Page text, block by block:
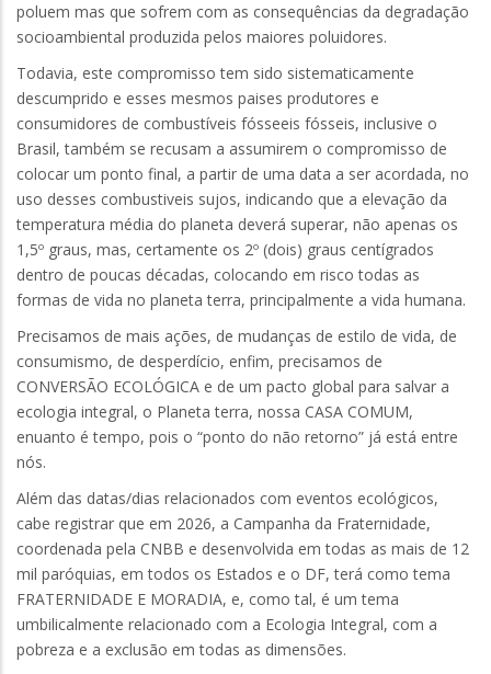
poluem mas que sofrem com as consequências da degradação
socioambiental produzida pelos maiores poluidores.
Todavia, este compromisso tem sido sistematicamente
descumprido e esses mesmos paises produtores e
consumidores de combustíveis fósseeis fósseis, inclusive o
Brasil, também se recusam a assumirem o compromisso de
colocar um ponto final, a partir de uma data a ser acordada, no
uso desses combustiveis sujos, indicando que a elevação da
temperatura média do planeta deverá superar, não apenas os
1,5º graus, mas, certamente os 2º (dois) graus centígrados
dentro de poucas décadas, colocando em risco todas as
formas de vida no planeta terra, principalmente a vida humana.
Precisamos de mais ações, de mudanças de estilo de vida, de
consumismo, de desperdício, enfim, precisamos de
CONVERSÃO ECOLÓGICA e de um pacto global para salvar a
ecologia integral, o Planeta terra, nossa CASA COMUM,
enuanto é tempo, pois o “ponto do não retorno” já está entre
nós.
Além das datas/dias relacionados com eventos ecológicos,
cabe registrar que em 2026, a Campanha da Fraternidade,
coordenada pela CNBB e desenvolvida em todas as mais de 12
mil paróquias, em todos os Estados e o DF, terá como tema
FRATERNIDADE E MORADIA, e, como tal, é um tema
umbilicalmente relacionado com a Ecologia Integral, com a
pobreza e a exclusão em todas as dimensões.